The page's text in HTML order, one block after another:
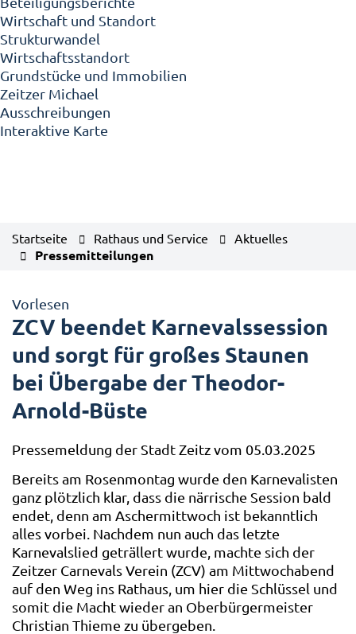
Wirtschaft und Standort
Strukturwandel
Wirtschaftsstandort
Grundstücke und Immobilien
Zeitzer Michael
Ausschreibungen
Interaktive Karte
Startseite Rathaus und Service Aktuelles
Pressemitteilungen
Vorlesen
ZCV beendet Karnevalssession
und sorgt für großes Staunen
bei Übergabe der Theodor-
Arnold-Büste
Pressemeldung der Stadt Zeitz vom 05.03.2025
Bereits am Rosenmontag wurde den Karnevalisten
ganz plötzlich klar, dass die närrische Session bald
endet, denn am Aschermittwoch ist bekanntlich
alles vorbei. Nachdem nun auch das letzte
Karnevalslied geträllert wurde, machte sich der
Zeitzer Carnevals Verein (ZCV) am Mittwochabend
auf den Weg ins Rathaus, um hier die Schlüssel und
somit die Macht wieder an Oberbürgermeister
Christian Thieme zu übergeben.